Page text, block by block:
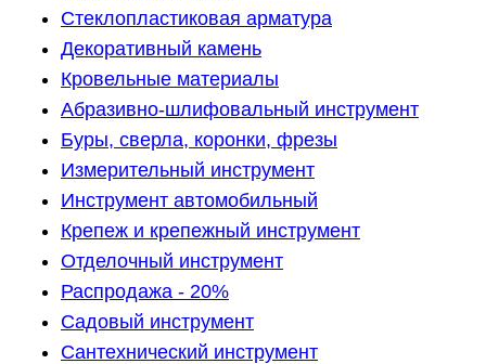
Стеклопластиковая арматура
Декоративный камень
Кровельные материалы
Абразивно-шлифовальный инструмент
Буры, сверла, коронки, фрезы
Измерительный инструмент
Инструмент автомобильный
Крепеж и крепежный инструмент
Отделочный инструмент
Распродажа - 20%
Садовый инструмент
Сантехнический инструмент